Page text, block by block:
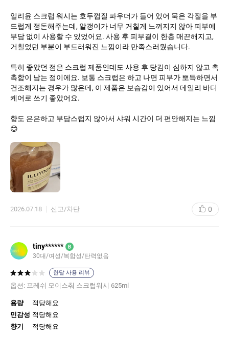
일리윤 스크럽 워시는 호두껍질 파우더가 들어 있어 묵은 각질을 부
드럽게 정돈해주는데, 알갱이가 너무 거칠게 느껴지지 않아 피부에
부담 없이 사용할 수 있었어요. 사용 후 피부결이 한층 매끈해지고,
거칠었던 부분이 부드러워진 느낌이라 만족스러웠습니다.
특히 좋았던 점은 스크럽 제품인데도 사용 후 당김이 심하지 않고 촉
촉함이 남는 점이에요. 보통 스크럽은 하고 나면 피부가 뽀득하면서
건조해지는 경우가 많은데, 이 제품은 보습감이 있어서 데일리 바디
케어로 쓰기 좋았어요.
향도 은은하고 부담스럽지 않아서 샤워 시간이 더 편안해지는 느낌
😊
2026.07.18 신고/차단 0
tiny****** B
30대 여성 복합성 탄력없음
한달 사용 리뷰
옵션: 프레쉬 모이스춰 스크럽워시 625ml
용량
적당해요
민감성 적당해요
향기
적당해요